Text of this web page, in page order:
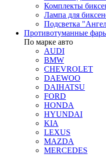
Комплекты
Лампа для
Подсветка
Противотуманные
По марке авто
AUDI
BMW
CHEVROLET
DAEWOO
DAIHATSU
FORD
HONDA
HYUNDAI
KIA
LEXUS
MAZDA
MERCEDES